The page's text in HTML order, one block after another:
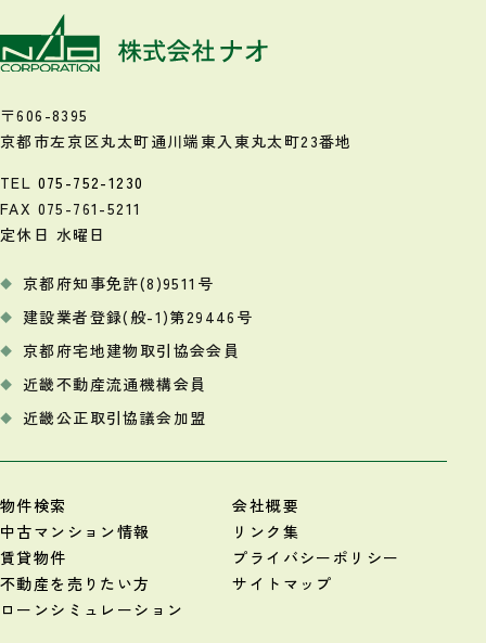
〒606-8395
京都市左京区丸太町通川端東入 東丸太町23番地
TEL 075-752-1230
FAX 075-761-5211
定休日 水曜日
京都府知事免許(8)9511号
建設業者登録(般-1)第29446号
京都府宅地建物取引協会会員
近畿不動産流通機構会員
近畿公正取引協議会加盟
物件検索
中古マンション情報
賃貸物件
不動産を売りたい方
ローンシミュレーション
会社概要
リンク集
プライバシーポリシー
サイトマップ